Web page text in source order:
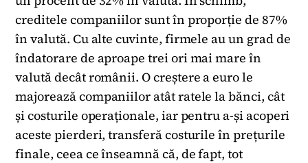
creditele companiilor sunt în proporție de 87%
în valută. Cu alte cuvinte, firmele au un grad de
îndatorare de aproape trei ori mai mare în
valută decât românii. O creștere a euro le
majorează companiilor atât ratele la bănci, cât
și costurile operaționale, iar pentru a-și acoperi
aceste pierderi, transferă costurile în prețurile
finale, ceea ce înseamnă că, de fapt, tot